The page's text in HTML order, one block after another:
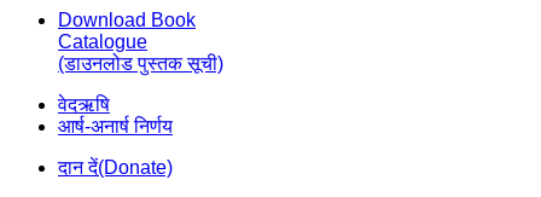
Download Book
Catalogue
(डाउनलोड पुस्तक सूची)
वेदऋषि
आर्ष-अनार्ष निर्णय
दान दें(Donate)